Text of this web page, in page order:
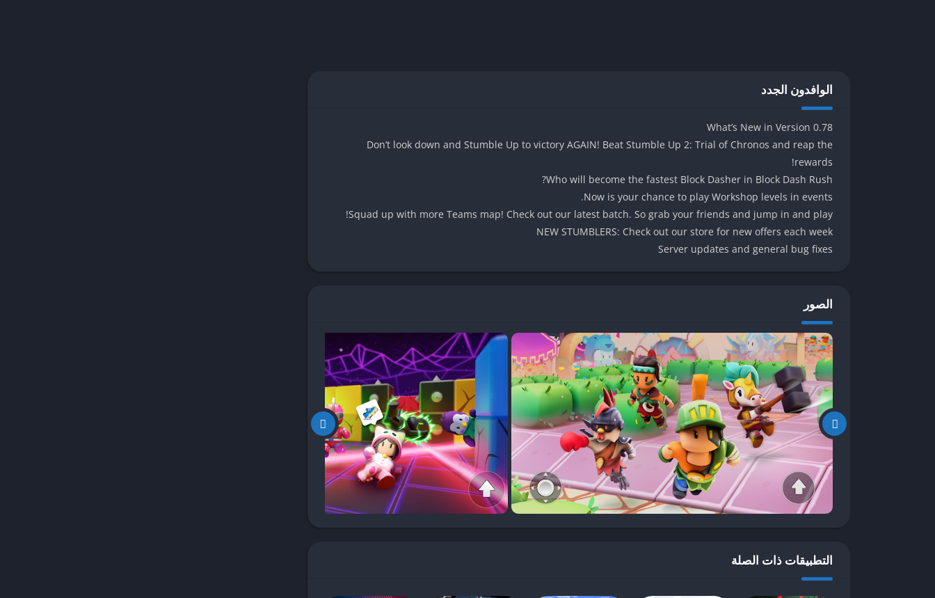
الوصول إلى خط النهاية قبل الآخرين، مما يخلق أجواء تنافسية مثيرة.
الفريق والابتكار. تتضمن أنواع التحديات أيضاً مهاماً متنوعة، مثل التقفز فوق الحواجز أو تفادي الأعداء، مما يجعل تجربة اللعب
تشمل مستويات اللعبة مجموعة من السيناريوهات المتعددة، بدءاً من المراحل السهلة وصولاً إلى المراحل الأكثر تحدياً التي تحتاج
إلى مهارات استثنائية. يتعين على اللاعبين وضع استراتيجيات فعالة للتغلب على العقبات، مثل تقدير الزوايا المثلى للقفز والتحرك
بشكل مستمر لتجنب الهزيمة. يستطيع اللاعبون أيضاً فهم أنماط اللعبة والتكيف معها لتحقيق الأداء الأمثل.
أسلوب اللعب، وتتيح لهم التعبير عن أنفسهم بطريقة فريدة. من خلال تطبيق هذه الاستراتيجيات، يضمن اللاعبون تجربة ممتعة
ومليئة بالتحديات.
الشخصيات والأزياء
تُعتبر الشخصيات في لعبة Stumble Guys جزءًا أساسيًا من تجربة اللعبة، حيث يتيح للاعبين تخصيص هذه الشخصيات بطرق
متعددة تعكس أسلوبهم الشخصي واهتماماتهم. تتنوع الشخصيات المتاحة من حيث المظهر، مما يوفر للمستخدمين فرصة لاختيار
ما يناسب ذوقهم، بدءًا من الشخصيات الكلاسيكية ووصولاً إلى الشخصيات الفريدة التي تتميز بتصاميم مبتكرة.
تقدم اللعبة مجموعة متنوعة من الأزياء والقبعات والإكسسوارات. يمكن للاعبين حل العديد من المستويات والفوز في المنافسات
لجمع النقاط، والتي يمكن استخدامها لفتح الأزياء الجديدة أو شرائها من المتجر داخل اللعبة. تحفز هذه الميزة اللاعبين على
الاستمرار في اللعب، حيث يصبح من المهم لديهم الحصول على ملابس وإكسسوارات جديدة لتخصيص شخصياتهم.
تُظهر الدراسات أن تخصيص الشخصيات له تأثير نفسي ملحوظ على اللاعبين. عندما يشعر اللاعبون بأنهم يسيطرون على مظهر
في المنافسات أثناء ارتداء أزياء فريدة يمكن أن يزيد من مستوى الحماس والمنافسة.
الوافدون الجدد
What’s New in Version 0.78
Don’t look down and Stumble Up to victory AGAIN! Beat Stumble Up 2: Trial of Chronos and reap the
rewards!
Who will become the fastest Block Dasher in Block Dash Rush?
Now is your chance to play Workshop levels in events.
Squad up with more Teams map! Check out our latest batch. So grab your friends and jump in and play!
NEW STUMBLERS: Check out our store for new offers each week
Server updates and general bug fixes
الصور
التطبيقات ذات الصلة